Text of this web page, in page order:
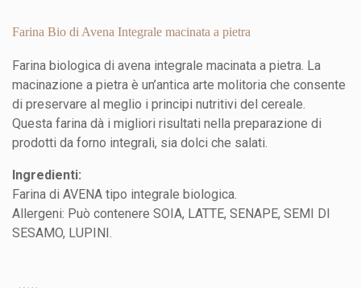
Farina Bio di Avena Integrale macinata a pietra
Farina biologica di avena integrale macinata a pietra. La
macinazione a pietra è un’antica arte molitoria che consente
di preservare al meglio i principi nutritivi del cereale.
Questa farina dà i migliori risultati nella preparazione di
prodotti da forno integrali, sia dolci che salati.
Ingredienti:
Farina di AVENA tipo integrale biologica.
Allergeni: Può contenere SOIA, LATTE, SENAPE, SEMI DI
SESAMO, LUPINI.